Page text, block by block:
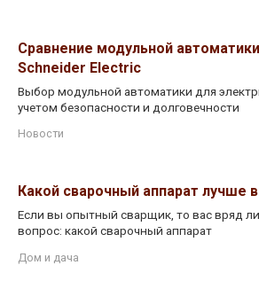
Сравнение модульной автоматики
Schneider Electric
Выбор модульной автоматики для
учетом безопасности и долговечности
Новости
Какой сварочный аппарат лучше
Если вы опытный сварщик, то вас вряд ли
вопрос: какой сварочный аппарат
Дом и дача